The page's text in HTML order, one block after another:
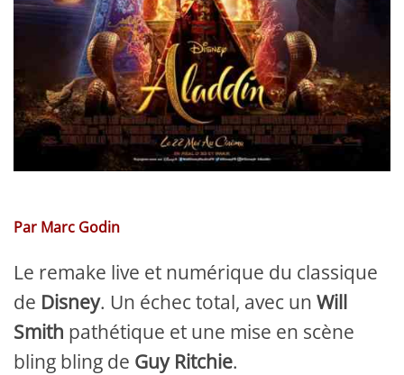
Par Marc Godin
Le remake live et numérique du classique
de Disney. Un échec total, avec un Will
Smith pathétique et une mise en scène
bling bling de Guy Ritchie.